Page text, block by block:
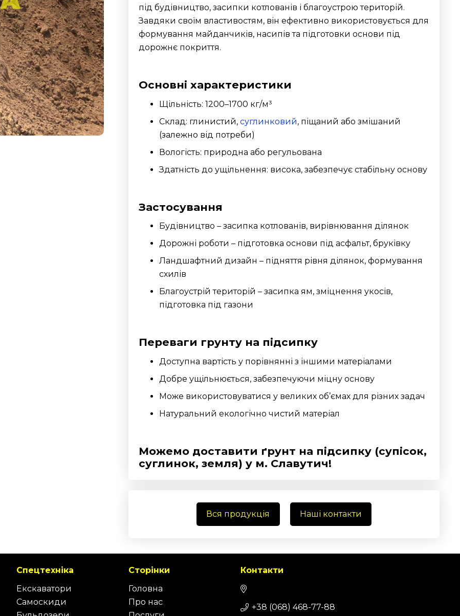
під будівництво, засипки котлованів і благоустрою територій.
Завдяки своїм властивостям, він ефективно використовується для
формування майданчиків, насипів та підготовки основи під
дорожнє покриття.
Основні характеристики
Щільність: 1200–1700 кг/м³
Склад: глинистий, суглинковий, піщаний або змішаний
(залежно від потреби)
Вологість: природна або регульована
Здатність до ущільнення: висока, забезпечує стабільну основу
Застосування
Будівництво – засипка котлованів, вирівнювання ділянок
Дорожні роботи – підготовка основи під асфальт, бруківку
Ландшафтний дизайн – підняття рівня ділянок, формування
схилів
Благоустрій територій – засипка ям, зміцнення укосів,
підготовка під газони
Переваги грунту на підсипку
Доступна вартість у порівнянні з іншими матеріалами
Добре ущільнюється, забезпечуючи міцну основу
Може використовуватися у великих об’ємах для різних задач
Натуральний екологічно чистий матеріал
Можемо доставити ґрунт на підсипку (супісок,
суглинок, земля) у м. Славутич!
Вся продукція Наші контакти
Спецтехніка
Екскаватори
Самоскиди
Сторінки
Головна
Про нас
Контакти
+38 (068) 468-77-88